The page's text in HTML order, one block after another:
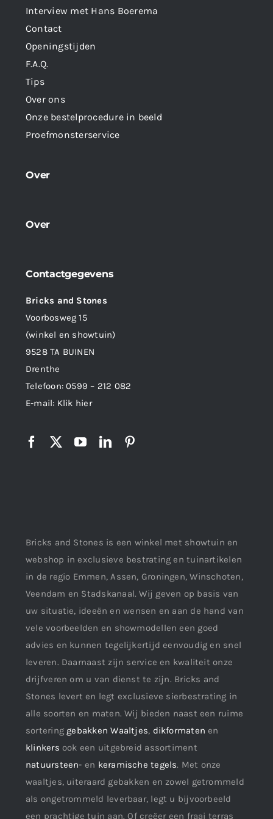
Interview met Hans Boerema
Contact
Openingstijden
F.A.Q.
Tips
Over ons
Onze bestelprocedure in beeld
Proefmonsterservice
Over
Over
Contactgegevens
Bricks and Stones
Voorbosweg 15
(winkel en showtuin)
9528 TA BUINEN
Drenthe
Telefoon:0599 – 212 082
E-mail: Klik hier
Bricks and Stones is een winkel met showtuin en
webshop in exclusieve bestrating en tuinartikelen
in de regio Emmen, Assen, Groningen, Winschoten,
Veendam en Stadskanaal. Wij geven op basis van
uw situatie, ideeën en wensen en aan de hand van
vele voorbeelden en showmodellen een goed
advies en kunnen tegelijkertijd eenvoudig en snel
leveren. Daarnaast zijn service en kwaliteit onze
drijfveren om u van dienst te zijn. Bricks and
Stones levert en legt exclusieve sierbestrating in
alle soorten en maten. Wij bieden naast een ruime
sortering gebakken Waaltjes, dikformaten en
klinkers ook een uitgebreid assortiment
natuursteen- en keramische tegels. Met onze
waaltjes, uiteraard gebakken en zowel getrommeld
als ongetrommeld leverbaar, legt u bijvoorbeeld
een prachtige tuin aan. Of creëer een fraai terras